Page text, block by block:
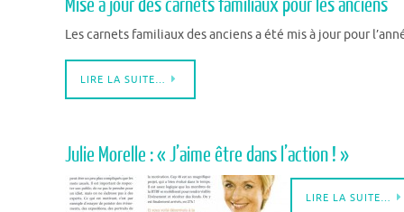
Mise à jour des carnets familiaux pour les anciens
Les carnets familiaux des anciens a été mis à jour pour
LIRE LA SUITE…
Julie Morelle : « J’aime être dans l’action ! »
LIRE LA SUITE…